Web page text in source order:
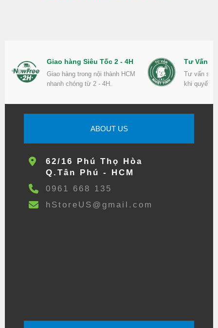
Giao hàng Siêu Tốc 2 - 4H
Giao hàng trong nội thành HCM
nhanh chóng từ 2 - 4H.
Tư Vấn
Tư vấn
khi quyết
ABOUT US
62/16 Phú Thọ Hòa
Q.Tân Phú - HCM
0961 668 135
hStoreUS@gmail.com